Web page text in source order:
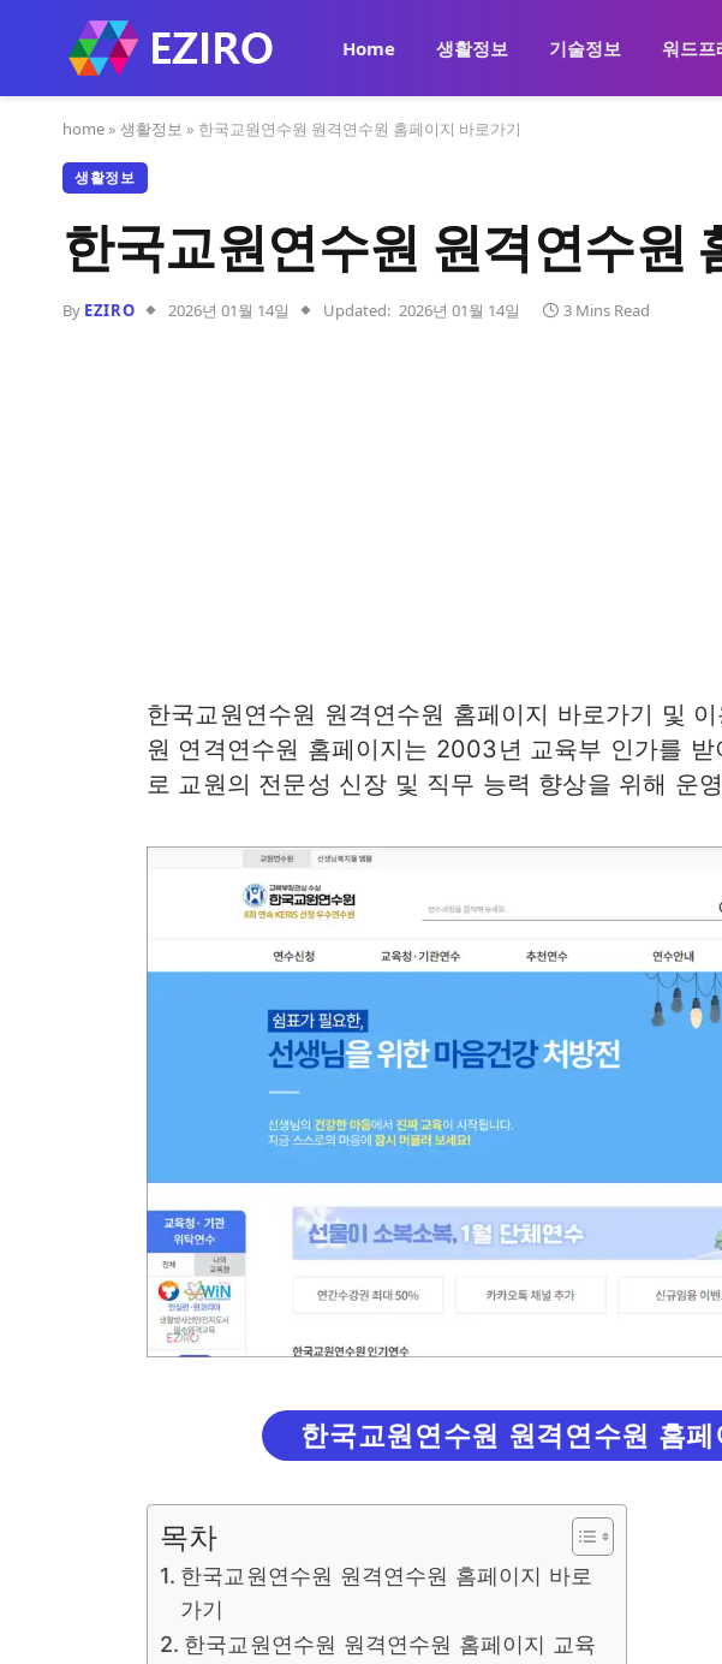
Home 생활정보 기술정보 워드프
home » 생활정보 » 한국교원연수원 원격연수원 홈페이지 바로가기
생활정보
한국교원연수원 원격연수원
By EZIRO 2026년 01월 14일 Updated: 2026년 01월 14일 3 Mins Read
한국교원연수원 원격연수원 홈페이지 바로가기 및
원 연격연수원 홈페이지는 2003년 교육부 인가를
로 교원의 전문성 신장 및 직무 능력 향상을 위해 운
한국교원연수원 원격연수원 홈
목차
한국교원연수원 원격연수원 홈페이지 바로
가기
한국교원연수원 원격연수원 홈페이지 교육